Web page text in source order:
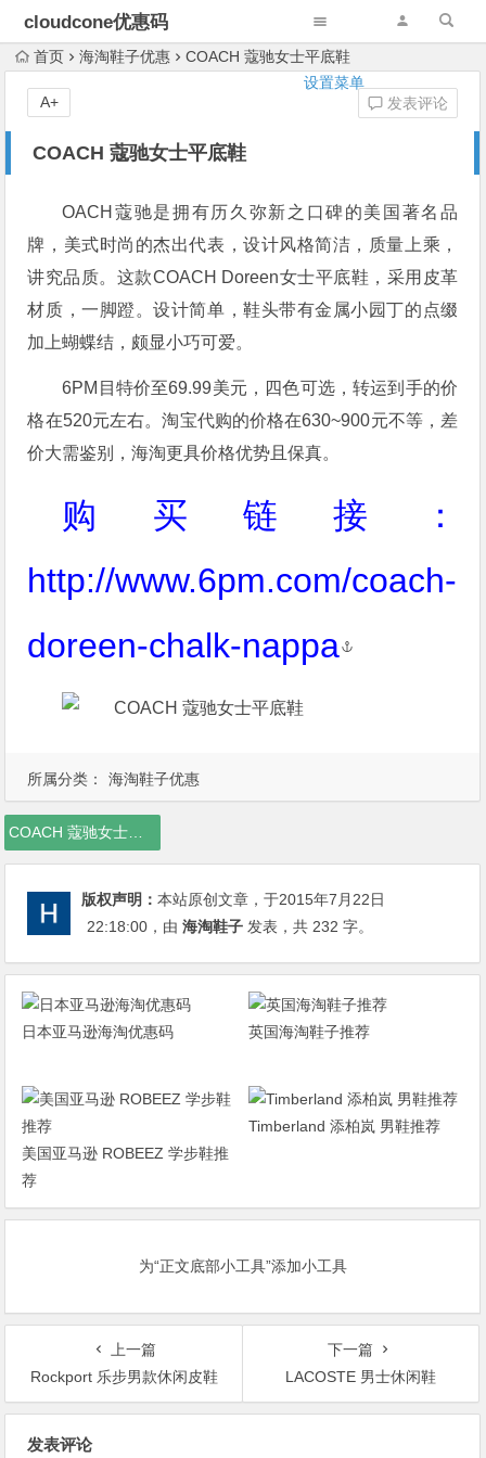
cloudcone优惠码
设置菜单
首页 海淘鞋子优惠 COACH 蔻驰女士平底鞋
COACH 蔻驰女士平底鞋
发表评论
A+
所属分类： 海淘鞋子优惠
OACH蔻驰是拥有历久弥新之口碑的美国著名品
牌，美式时尚的杰出代表，设计风格简洁，质量上乘，
讲究品质。这款COACH Doreen女士平底鞋，采用皮革
材质，一脚蹬。设计简单，鞋头带有金属小园丁的点缀
加上蝴蝶结，颇显小巧可爱。
6PM目特价至69.99美元，四色可选，转运到手的价
格在520元左右。淘宝代购的价格在630~900元不等，差
价大需鉴别，海淘更具价格优势且保真。
购买链接：
http://www.6pm.com/coach-
doreen-chalk-nappa
版权声明：本站原创文章，于2015年7月22日
22:18:00 ，由海淘鞋子 发表，共 232 字。
日本亚马逊海淘优惠码 英国海淘鞋子推荐
美国亚马逊 ROBEEZ 学步鞋推
荐
Timberland 添柏岚 男鞋推荐
为“正文底部小工具”添加小工具
上一篇
Rockport 乐步男款休闲皮鞋
下一篇
LACOSTE 男士休闲鞋
发表评论